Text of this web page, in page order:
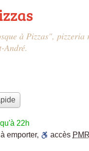
à Pizzas", pizzeria
André.
22h
à emporter, accès PMR